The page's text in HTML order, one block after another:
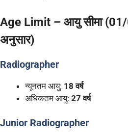
Age Limit – आयु सीमा
अनुसार)
Radiographer
न्यूनतम आयु: 18 वर्ष
अधिकतम आयु: 27 वर्ष
Junior Radiographer